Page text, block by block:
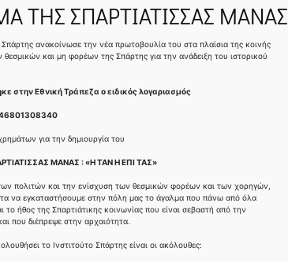
ΤΗΣ ΣΠΑΡΤΙΑΤΙΣΣΑΣ ΜΑΝΑΣ
ανακοίνωσε την νέα πρωτοβουλία του στα πλαίσια της κοινής
και μη φορέων της Σπάρτης για την ανάδειξη του ιστορικού
στην Εθνική Τράπεζα ο ειδικός λογαριασμός
για την δημιουργία του
ΜΑΝΑΣ : «Η ΤΑΝ Η ΕΠΙ ΤΑΣ»
πολιτών και την ενίσχυση των θεσμικών φορέων και των χορηγών,
να εγκαταστήσουμε στην πόλη μας το άγαλμα που πάνω από όλα
το ήθος της Σπαρτιάτικης κοινωνίας που είναι σεβαστή από την
που διέπρεψε στην αρχαιότητα.
το Ινστιτούτο Σπάρτης είναι οι ακόλουθες: